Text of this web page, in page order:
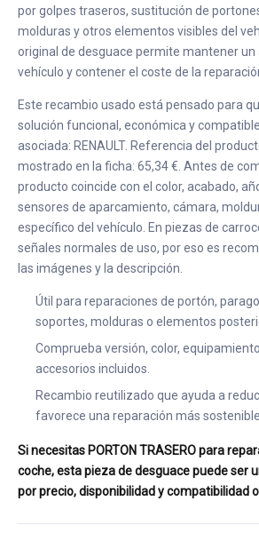
por golpes traseros, sustitución de
molduras y otros elementos visibles del
original de desguace permite mantener un
vehículo y contener el coste de la
Este recambio usado está pensado para
solución funcional, económica y
asociada: RENAULT. Referencia del
mostrado en la ficha: 65,34 €. Antes de
producto coincide con el color, acabado,
sensores de aparcamiento, cámara,
específico del vehículo. En piezas de
señales normales de uso, por eso es
las imágenes y la descripción.
Útil para reparaciones de portón,
soportes, molduras o elementos
Comprueba versión, color,
accesorios incluidos.
Recambio reutilizado que ayuda a
favorece una reparación más sostenible.
Si necesitas PORTON TRASERO para
coche, esta pieza de desguace puede ser
por precio, disponibilidad y compatibilidad